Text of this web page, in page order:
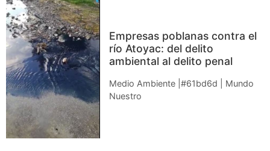
Empresas poblanas contra el
río Atoyac: del delito
ambiental al delito penal
Medio Ambiente |#61bd6d | Mundo
Nuestro